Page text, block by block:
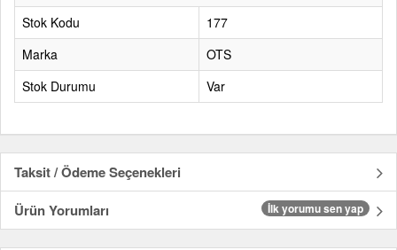
Stok Kodu
177
Marka
OTS
Stok Durumu
Var
Taksit / Ödeme Seçenekleri
Ürün Yorumları
İlk yorumu sen yap